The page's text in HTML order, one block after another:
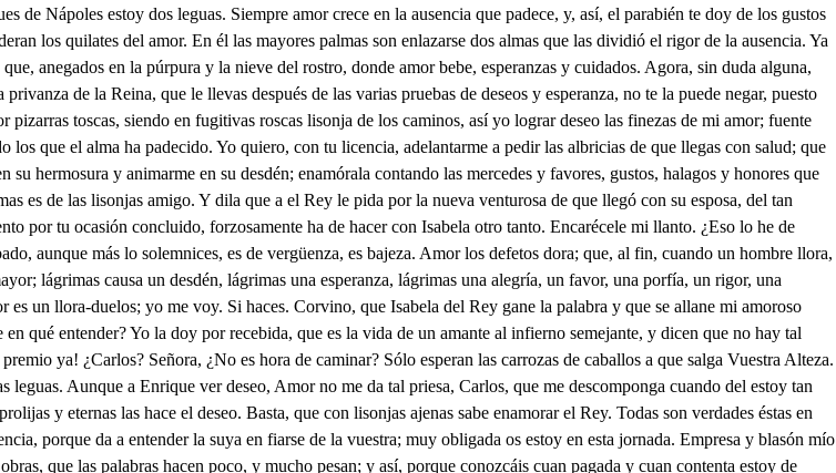
Tengo miedo no se ofenda el Rey mi señor. ¿De qué? De que su cuñado sea un pobre vasallo suyo. Amor las leyes dispensa; yo salgo al enojo, duque. ¿Hay tal rigor, hay tal fuerza? Ya, hermana, están aguardando las carrozas y literas. Pues vamos. Dale la mano a Carlos. ¿Cómo, si lleva la tuya? No te la da como escudero, que hay fuerza en ella para un ducado; puesto que Fox tanto pesa, dale la mano de esposa al duque Carlos. Celebra a un tiempo Amor, en mis glorias, mi ventura y mi obediencia. ¿Estás contenta con él? Si el rey del mundo me dieras por dueño, no lo estimara tanto. ¿Hay mayor violencia, sin pensar? ¡Cielos!, ¿qué es esto? En mi muerte se conciertan las dos; pero, si en estado, en dignidad y en grandeza me aumentan y me levantan, desatinos son mis quejas; la Isabela perdone que olvidarse una Isabela puede por tal Margarita. Para que esto efeto tenga sin disgustos, por ahora importa que no se sepa. ¿Hareislo ansí? Sí, señora; siendo en los favores piedra, en las vigilancias Argos, como en las fortunas César. Yo lo prometo también. Pues en vuestra mano bella este contrato se jure. ¿Cómo? Así. ¿Su mano besas? Firmo el contrato, y los labios sirven, señora, de letras. Pues mira lo que has firmado, porque cuando te arrepientas y lo niegues, habrá firma que te obligue y te desmienta. ¿Yo arrepentirme, señora? Vivirá esta firma eterna en el papel de la mano, donde queda el alma impresa, que es lámina de alabastro, y no ha de poder romperla el tiempo con sus edades, la Fortuna con sus vueltas. Ya los caminos y campos, dándole al Sol primaveras y emulación a las flores, que más hermosas revientan las prisiones de esmeraldas en que abril las tuvo presas, viendo que les hace el arte generosa competencia de títulos y de grandes con admiración se pueblan: tan varias son y tan ricas las colores y libreas, y sólo Tu Alteza aguardan. Pues por mí no se detengan más; dadme, Carlos, la mano. No es mía. Aunque no lo sea, que para aquesta ocasión su dueño dará licencia. Ya esto pasa de favor y sobra de desvergüenza, donde hay príncipes tan grandes. Yo hablara cuando no fuera la duquesa Margarita tirano de mis potencias. ¡Plaza! Llegad las carrozas. Ya Italia, hermana, se alegra con tu vista. Y se entristecen los que la mano me prestan. para que esta. Colgaré en tu presencia, como a imagen divina a quien consagro las horas desta ausencia en memoria, señora, del milagro, por gloriosos trofeos, un lienzo de esperanzas y deseos. Más lisonjero vienes? Verdadero, dirás. Luego ¿verdades. Corvino, me previenes? La ausencia, aliento da a las voluntades; y así, ignorante ha sido quien dice que la ausencia causa olvido. Su Alteza, ¿cómo viene? ¿Hermosa como el Sol? Aunque en su hermana divino puesto tiene, porque si es celestial, es soberana; que en competencias bellas con amagos del Sol burlan estrellas. Sólo decirte puedo que somos de la Reina la privanza; ¿privanza?, corto quedo: somos su corazón y su esperanza; y así, Carlos confía el polo ser de aquesta monarquía; un momento, un instante no se halla sin el Conde. Yo lo creo. Y en honra semejante, ya parece, señora, que te veo su mayor camarera, como tu amor premiar sus partes quiera; y así, a ti te suplico en su nombre, Isabela, que al Rey pidas. pues su amor te publico, que en vínculo inmortal junte dos vidas que tanto se desean, donde el mayor amor premiado vean. Esto, en albricias, pide a Su Alteza, Isabela soberana; mide su amor y mide un imposible que la ausencia allana. Corvino, el seso pierdo de ver que, siendo loco, andas tan cuerdo. Si los locos las dicen, diciendo estoy verdades. ¡Si ya viene! Luego a la guarda avisen. ¡Insignes aparatos le previene Nápoles a Su Alteza! Publica la lealtad en la riqueza, ¡Isabela! ¡Gran señor! ¡Qué hazañas! Gustos prevengo para este día. Es el día, en mí , de mayor contento; porque, como fatigada de los asombros del sueño espera la noche el Sol que en dorados pavimentos de jazmines y de rosas salga a ser vida del tiempo, así yo, en la confusión de mis gloriosos deseos, espero a la Reina. Ya, a pesar de impedimentos, la traemos. ¿Quién sois vos, que decís que la traemos? Soy... ¡Alzad! Soy, gran señor, en poblados y en desiertos, el maná del conde Carlos. ¿Maná? Maná. ¡No os entiendo! Soy criado que en su casa, sin tener oficio, tengo todos los oficios. ¿Cómo? Como en todo me entrometo, siendo hablador mentiroso y siendo enfadoso eterno, soy arrendajo del Conde, vistiéndome al modo mesmo que él se viste: si él se pone una torre por sombrero, yo torre con chapitel; si él cuatro varas de peto, yo también con cuatro varas soy el enfado del pueblo; con los que no me conocen me finjo, señor, su deudo, digo necedades, río, tercio la capa, hablo recio y enamoro a lo señor, con deidad y sin dinero, porque dinero y camisa en todo el año los veo. Y, al fin, ¿de qué le servís? Las valonas aderezo. ¡Ilustre entretenimiento! ¡Humor tenéis! Soy benigno. ¿Cómo os llamáis? Nombre tengo del pescado que con habas da en sus récipes Galeno: Corvino, señor, me llamo. ¿Viene el conde Carlos bueno? Viene culto y superior. mal contentadizo: efetos de las mercedes que goza de Su Alteza, en quien el cielo hizo un depósito hermoso de las gracias. Agradezco tu alabanza. De esos pies tierra es mi boca. ¡No es necio! Estímale en mucho el Conde, por sus donaires. Deseo por él hacerle mercedes: librarle en el tesorero mil escudos, y haced vos que se los den al momento. Id con Otav